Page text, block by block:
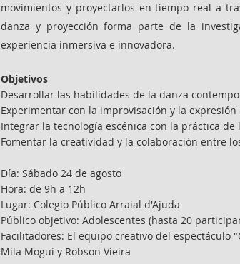
movimientos y proyectarlos en tiempo real a
danza y proyección forma parte de la
experiencia inmersiva e innovadora.
Objetivos
Desarrollar las habilidades de la danza
Experimentar con la improvisación y la expresión
Integrar la tecnología escénica con la práctica de
Fomentar la creatividad y la colaboración entre
Día: Sábado 24 de agosto
Hora: de 9h a 12h
Lugar: Colegio Público Arraial d'Ajuda
Público objetivo: Adolescentes (hasta 20
Facilitadores: El equipo creativo del espectáculo
Mila Mogui y Robson Vieira